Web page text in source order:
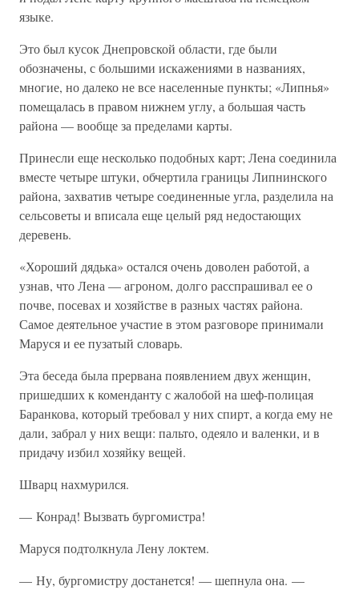
языке.
Это был кусок Днепровской области, где были
обозначены, с большими искажениями в названиях,
многие, но далеко не все населенные пункты; «Липнья»
помещалась в правом нижнем углу, а большая часть
района — вообще за пределами карты.
Принесли еще несколько подобных карт; Лена соединила
вместе четыре штуки, обчертила границы Липнинского
района, захватив четыре соединенные угла, разделила на
сельсоветы и вписала еще целый ряд недостающих
деревень.
«Хороший дядька» остался очень доволен работой, а
узнав, что Лена — агроном, долго расспрашивал ее о
почве, посевах и хозяйстве в разных частях района.
Самое деятельное участие в этом разговоре принимали
Маруся и ее пузатый словарь.
Эта беседа была прервана появлением двух женщин,
пришедших к коменданту с жалобой на шеф-полицая
Баранкова, который требовал у них спирт, а когда ему не
дали, забрал у них вещи: пальто, одеяло и валенки, и в
придачу избил хозяйку вещей.
Шварц нахмурился.
— Конрад! Вызвать бургомистра!
Маруся подтолкнула Лену локтем.
— Ну, бургомистру достанется! — шепнула она. —